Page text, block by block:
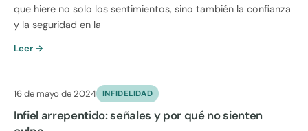
que hiere no solo los sentimientos, sino también la confianza
y la seguridad en la
Leer →
16 de mayo de 2024 INFIDELIDAD
Infiel arrepentido: señales y por qué no sienten